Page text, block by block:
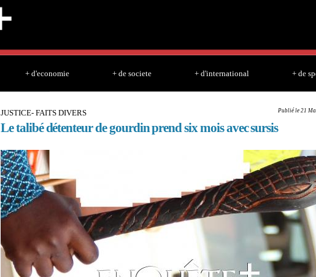
+ d'economie + de societe + d'international + de
Publié le 21
JUSTICE- FAITS DIVERS
Le talibé détenteur de gourdin prend six mois avec sursis